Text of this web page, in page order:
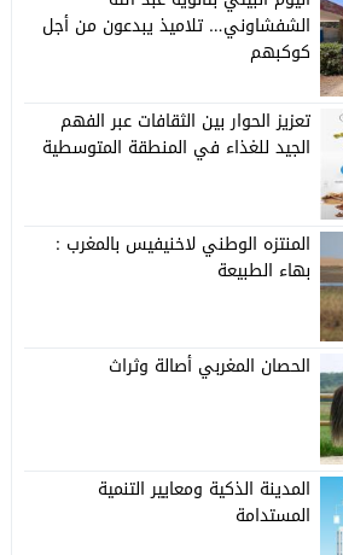
الشفشاوني… تلاميذ يبدعون من أجل
كوكبهم
تعزيز الحوار بين الثقافات عبر الفهم
الجيد للغذاء في المنطقة المتوسطية
المنتزه الوطني لاخنيفيس بالمغرب :
بهاء الطبيعة
الحصان المغربي أصالة وثراث
المدينة الذكية ومعايير التنمية
المستدامة